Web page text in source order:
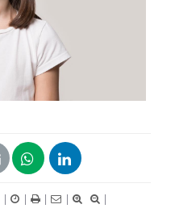
| | | |
|